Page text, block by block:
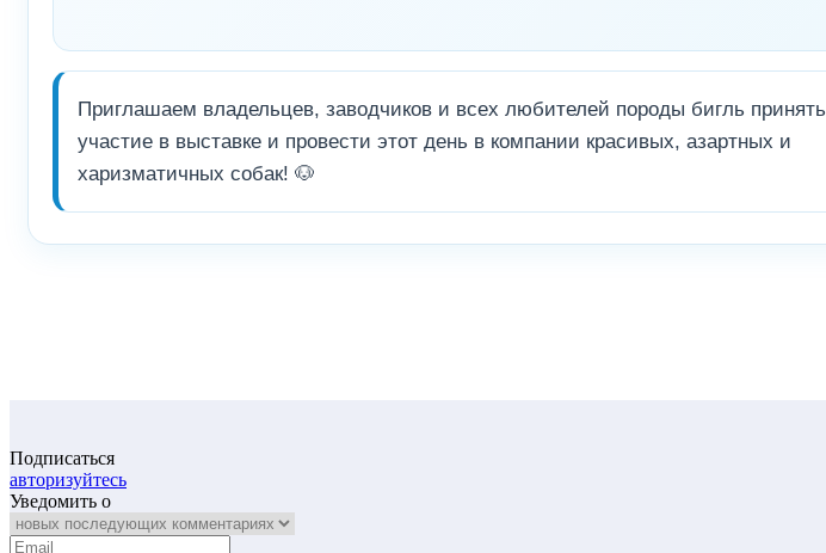
Приглашаем владельцев, заводчиков и всех любителей породы бигль принять
участие в выставке и провести этот день в компании красивых, азартных и
харизматичных собак! 🐶
Подписаться
авторизуйтесь
Уведомить о